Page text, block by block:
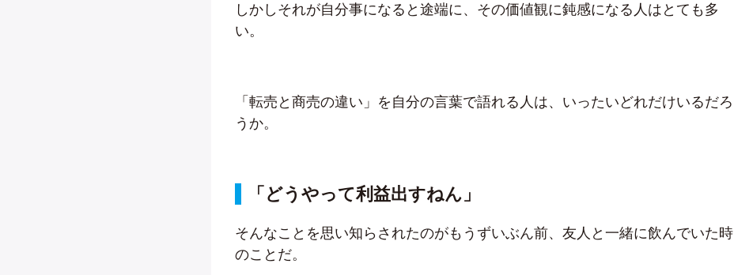
しかしそれが自分事になると途端に、その価値観に鈍感になる人はとても多
い。
「転売と商売の違い」を自分の言葉で語れる人は、いったいどれだけいるだろ
うか。
「どうやって利益出すねん」
そんなことを思い知らされたのがもうずいぶん前、友人と一緒に飲んでいた時
のことだ。